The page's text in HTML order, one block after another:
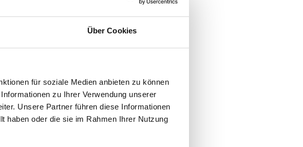
Über Cookies
für soziale Medien anbieten zu können
zu Ihrer Verwendung unserer
Unsere Partner führen diese Informationen
haben oder die sie im Rahmen Ihrer Nutzung